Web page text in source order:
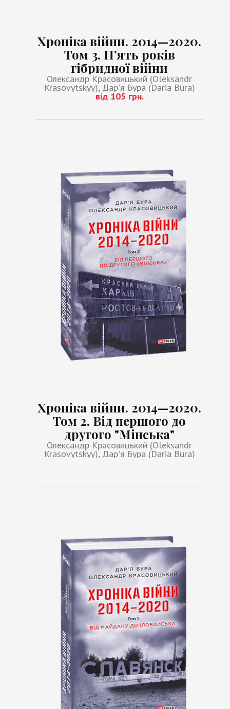
Хроніка війни. 2014—2020.
Том 3. П’ять років
гібридної війни
Олександр Красовицький (Oleksandr
Krasovytskyy), Дар'я Бура (Daria Bura)
від 105 грн.
Хроніка війни. 2014—2020.
Том 2. Від першого до
другого "Мінська"
Олександр Красовицький (Oleksandr
Krasovytskyy), Дар'я Бура (Daria Bura)